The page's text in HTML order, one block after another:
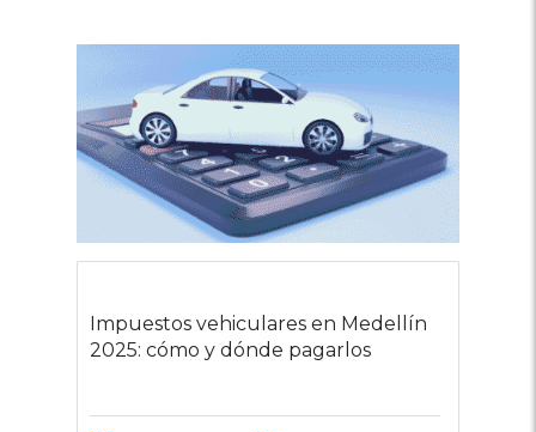
Impuestos vehiculares en Medellín
2025: cómo y dónde pagarlos